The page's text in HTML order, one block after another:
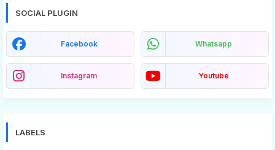
SOCIAL PLUGIN
Facebook Whatsapp
Instagram Youtube
LABELS